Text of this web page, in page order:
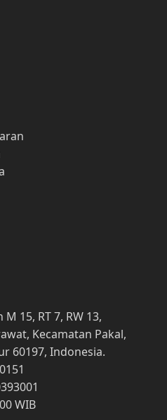
15, RT 7, RW 13,
Kecamatan Pakal,
60197, Indonesia.
WIB